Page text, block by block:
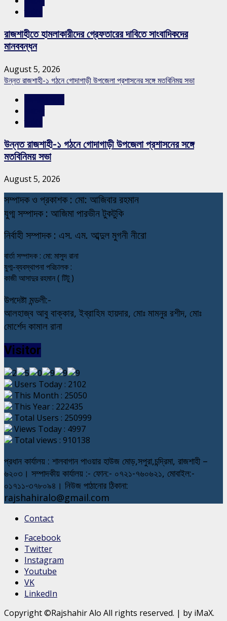
রাজশাহীতে হামলাকারীদের গ্রেফতারের দাবিতে সাংবাদিকদের
মানববন্ধন
August 5, 2026
উন্নত রাজশাহী-১ গঠনে গোদাগাড়ী উপজেলা প্রশাসনের সঙ্গে মতবিনিময় সভা
উন্নত রাজশাহী-১ গঠনে গোদাগাড়ী উপজেলা প্রশাসনের সঙ্গে
মতবিনিময় সভা
August 5, 2026
সম্পাদক ও প্রকাশক : মো: আজিবার রহমান
যুগ্ম সম্পাদক : আজিমা পারভীন টুকটুকি
নির্বাহী সম্পাদক : এস. এম. আব্দুল মুগনী নীরো
বার্তা সম্পাদক : মো: মাসুদ রানা
যুগ্ম-ব্যবস্থাপনা পরিচালক :
কাজী আসাদুর রহমান ( টিটু )
উপদেষ্টা মন্ডলী:-
আলহাজ্ব আবু বাক্কার, ইব্রাহিম হায়দার, মোঃ মামনুর রশীদ, মোঃ
মোর্শেদ কামাল রানা
Visitor
Users Today : 2102
This Month : 25050
This Year : 222435
Total Users : 250999
Views Today : 4997
Total views : 910138
প্রধান কার্যালয় : শালবাগান পাওয়ার হাউজ মোড়,সপুরা,চন্দ্রিমা, রাজশাহী –
৬২০৩। সম্পাদকীয় কার্যালয় :- ফোন:- ০৭২১-৭৬০৬২১, মোবাইল:-
০১৭১১-৩৭৮০৯৪। নিউজ পাঠানোর ঠিকানা:
rajshahiralo@gmail.com
Contact
Facebook
Twitter
Instagram
Youtube
VK
LinkedIn
Copyright ©Rajshahir Alo All rights reserved. | by iMaX.